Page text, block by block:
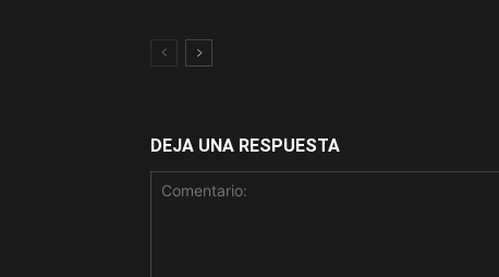
DEJA UNA RESPUESTA